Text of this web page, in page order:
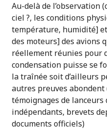
Au-delà de l’observation
ciel ?, les conditions
température, humidité]
des moteurs] des avions
réellement réunies pour
condensation puisse se
la traînée soit d’ailleurs
autres preuves abondent
témoignages de lanceurs
indépendants, brevets
documents officiels)